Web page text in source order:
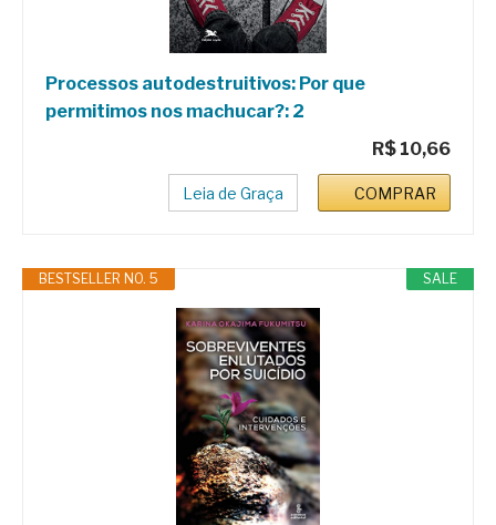
Processos autodestruitivos: Por que
permitimos nos machucar?: 2
R$ 10,66
Leia de Graça COMPRAR
SALE
BESTSELLER NO. 5